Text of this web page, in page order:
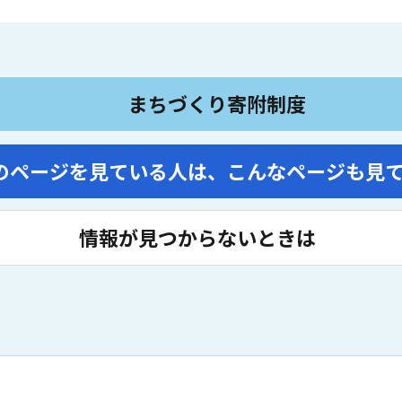
まちづくり寄附制度
ページを見ている人は、 こんなページも見
情報が見つからないときは